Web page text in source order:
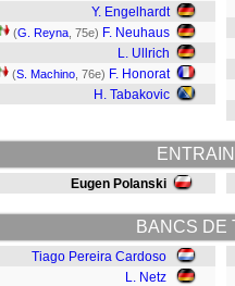
Y. Engelhardt
(G. Reyna , 75e) F. Neuhaus
L. Ullrich
(S. Machino , 76e) F. Honorat
H. Tabakovic
Eugen Polanski
BANCS DE
Tiago Pereira Cardoso
L. Netz